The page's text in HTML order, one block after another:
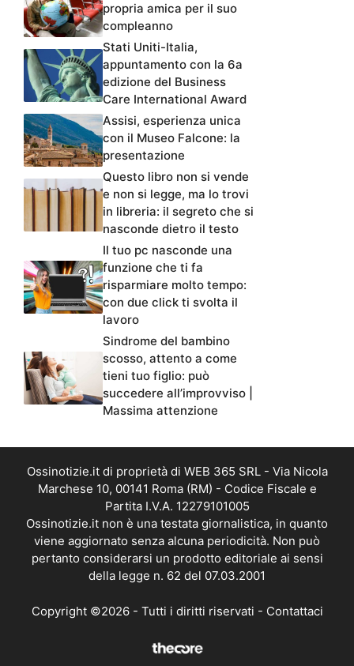
propria amica per il suo
compleanno
Stati Uniti-Italia,
appuntamento con la 6a
edizione del Business
Care International Award
Assisi, esperienza unica
con il Museo Falcone: la
presentazione
Questo libro non si vende
e non si legge, ma lo trovi
in libreria: il segreto che si
nasconde dietro il testo
Il tuo pc nasconde una
funzione che ti fa
risparmiare molto tempo:
con due click ti svolta il
lavoro
Sindrome del bambino
scosso, attento a come
tieni tuo figlio: può
succedere all’improvviso |
Massima attenzione
Ossinotizie.it di proprietà di WEB 365 SRL - Via Nicola
Marchese 10, 00141 Roma (RM) - Codice Fiscale e
Partita I.V.A. 12279101005
Ossinotizie.it non è una testata giornalistica, in quanto
viene aggiornato senza alcuna periodicità. Non può
pertanto considerarsi un prodotto editoriale ai sensi
della legge n. 62 del 07.03.2001
Copyright ©2026 - Tutti i diritti riservati - Contattaci